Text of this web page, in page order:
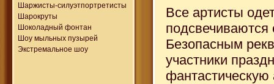
Шаржисты-силуэтпортретисты
Шарокруты
Шоколадный фонтан
Шоу мыльных пузырей
Экстремальное шоу
Все артисты
Безопасным
участники
фантастическую